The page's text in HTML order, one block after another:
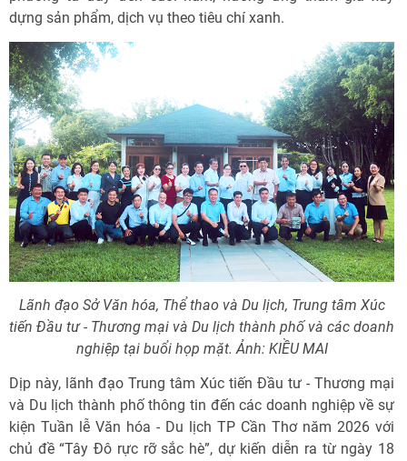
dựng sản phẩm, dịch vụ theo tiêu chí xanh.
Lãnh đạo Sở Văn hóa, Thể thao và Du lịch, Trung tâm Xúc
tiến Đầu tư - Thương mại và Du lịch thành phố và các doanh
nghiệp tại buổi họp mặt. Ảnh: KIỀU MAI
Dịp này, lãnh đạo Trung tâm Xúc tiến Đầu tư - Thương mại
và Du lịch thành phố thông tin đến các doanh nghiệp về sự
kiện Tuần lễ Văn hóa - Du lịch TP Cần Thơ năm 2026 với
chủ đề “Tây Đô rực rỡ sắc hè”, dự kiến diễn ra từ ngày 18